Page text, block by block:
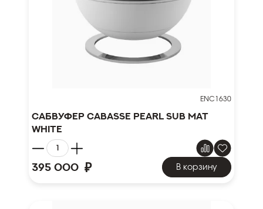
ENC1630
Сабвуфер Cabasse Pearl Sub mat
white
395 000 ₽ В корзину